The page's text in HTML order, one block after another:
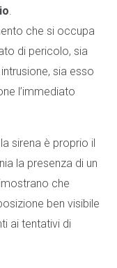
.
che si occupa
di pericolo, sia
sia esso
l’immediato
sirena è proprio il
la presenza di un
che
ben visibile
ai tentativi di